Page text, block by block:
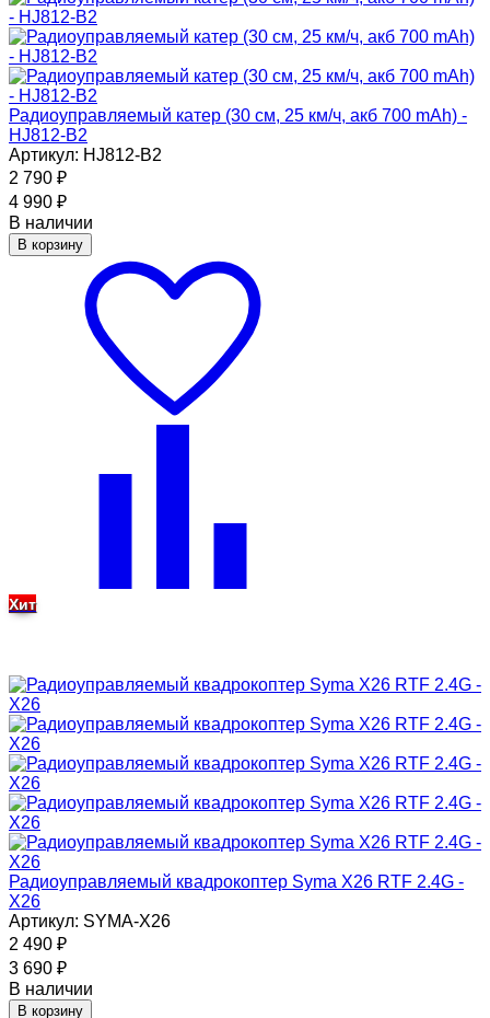
Радиоуправляемый катер (30 см, 25 км/ч, акб 700 mAh) -
HJ812-B2
Артикул: HJ812-B2
2 790 ₽
4 990 ₽
В наличии
В корзину
Хит
Радиоуправляемый квадрокоптер Syma X26 RTF 2.4G -
X26
Артикул: SYMA-X26
2 490 ₽
3 690 ₽
В наличии
В корзину